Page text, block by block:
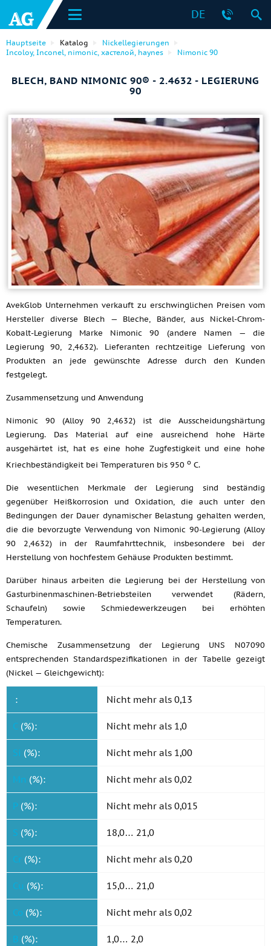
DE
Hauptseite Katalog
Nickellegierungen
Incoloy, Inconel, nimonic, хастелой, haynes
Nimonic 90
BLECH, BAND NIMONIC 90® - 2.4632 - LEGIERUNG
90
AvekGlob Unternehmen verkauft zu erschwinglichen Preisen vom
Hersteller diverse Blech — Bleche, Bänder, aus Nickel-Chrom-
Kobalt-Legierung Marke Nimonic 90 (andere Namen — die
Legierung 90, 2,4632). Lieferanten rechtzeitige Lieferung von
Produkten an jede gewünschte Adresse durch den Kunden
festgelegt.
Zusammensetzung und Anwendung
Nimonic 90 (Alloy 90 2,4632) ist die Ausscheidungshärtung
Legierung. Das Material auf eine ausreichend hohe Härte
ausgehärtet ist, hat es eine hohe Zugfestigkeit und eine hohe
Kriechbeständigkeit bei Temperaturen bis 950 o C.
Die wesentlichen Merkmale der Legierung sind beständig
gegenüber Heißkorrosion und Oxidation, die auch unter den
Bedingungen der Dauer dynamischer Belastung gehalten werden,
die die bevorzugte Verwendung von Nimonic 90-Legierung (Alloy
90 2,4632) in der Raumfahrttechnik, insbesondere bei der
Herstellung von hochfestem Gehäuse Produkten bestimmt.
Darüber hinaus arbeiten die Legierung bei der Herstellung von
Gasturbinenmaschinen-Betriebsteilen verwendet (Rädern,
Schaufeln) sowie Schmiedewerkzeugen bei erhöhten
Temperaturen.
Chemische Zusammensetzung der Legierung UNS N07090
entsprechenden Standardspezifikationen in der Tabelle gezeigt
(Nickel — Gleichgewicht):
: Nicht mehr als 0,13
C (%): Nicht mehr als 1,0
Si (%): Nicht mehr als 1,00
Mn (%): Nicht mehr als 0,02
P (%): Nicht mehr als 0,015
S (%): 18,0… 21,0
Cr (%): Nicht mehr als 0,20
Cu (%): 15,0… 21,0
Co (%): Nicht mehr als 0,02
B (%): 1,0… 2,0